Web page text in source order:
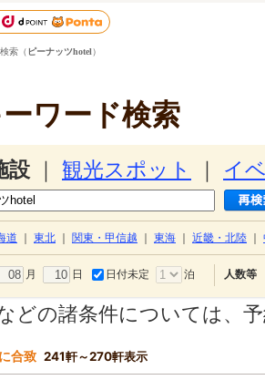
索（ ピーナッツhotel）
ワード検索
設 観光スポット イ
道 東北 関東・甲信越 東海 近畿・北陸
月 日 日付未定 泊 人数等
どの諸条件については、
合致 241軒～270軒表示